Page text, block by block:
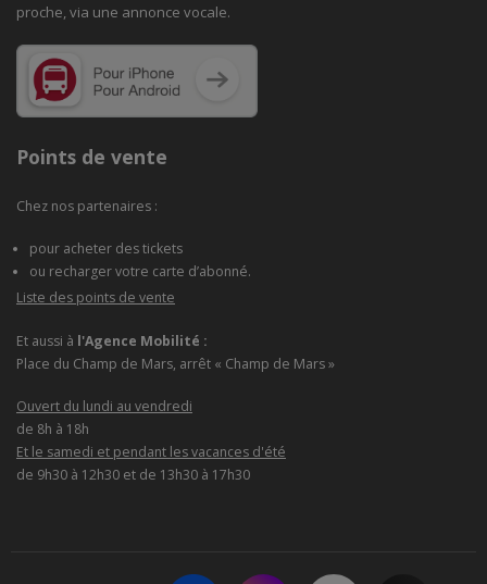
proche, via une annonce vocale.
Points de vente
Chez nos partenaires :
pour acheter des tickets
ou recharger votre carte d’abonné.
Liste des points de vente
Et aussi à l'Agence Mobilité :
Place du Champ de Mars, arrêt « Champ de Mars »
Ouvert du lundi au vendredi
de 8h à 18h
Et le samedi et pendant les vacances d'été
de 9h30 à 12h30 et de 13h30 à 17h30